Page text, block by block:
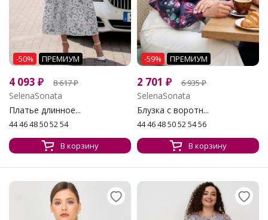
-50% ПРЕМИУМ
4 093 ₽ 8 617₽
SelenaSonata
Платье длинное...
44 46 48 50 52 54
В корзину
-59% ПРЕМИУМ
2 701 ₽ 6 935₽
SelenaSonata
Блузка с воротн...
44 46 48 50 52 54 56
В корзину